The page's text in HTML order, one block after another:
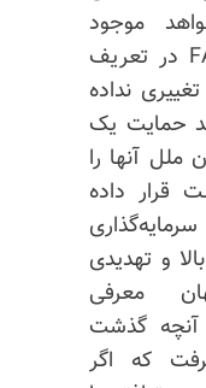
«شواهد موجود
حکایت از آن دارند که FATF در تعریف
نداده
حمایت یک
ملل آنها را
قرار داده
و تهدیدی
معرفی
آنچه گذشت
که اگر